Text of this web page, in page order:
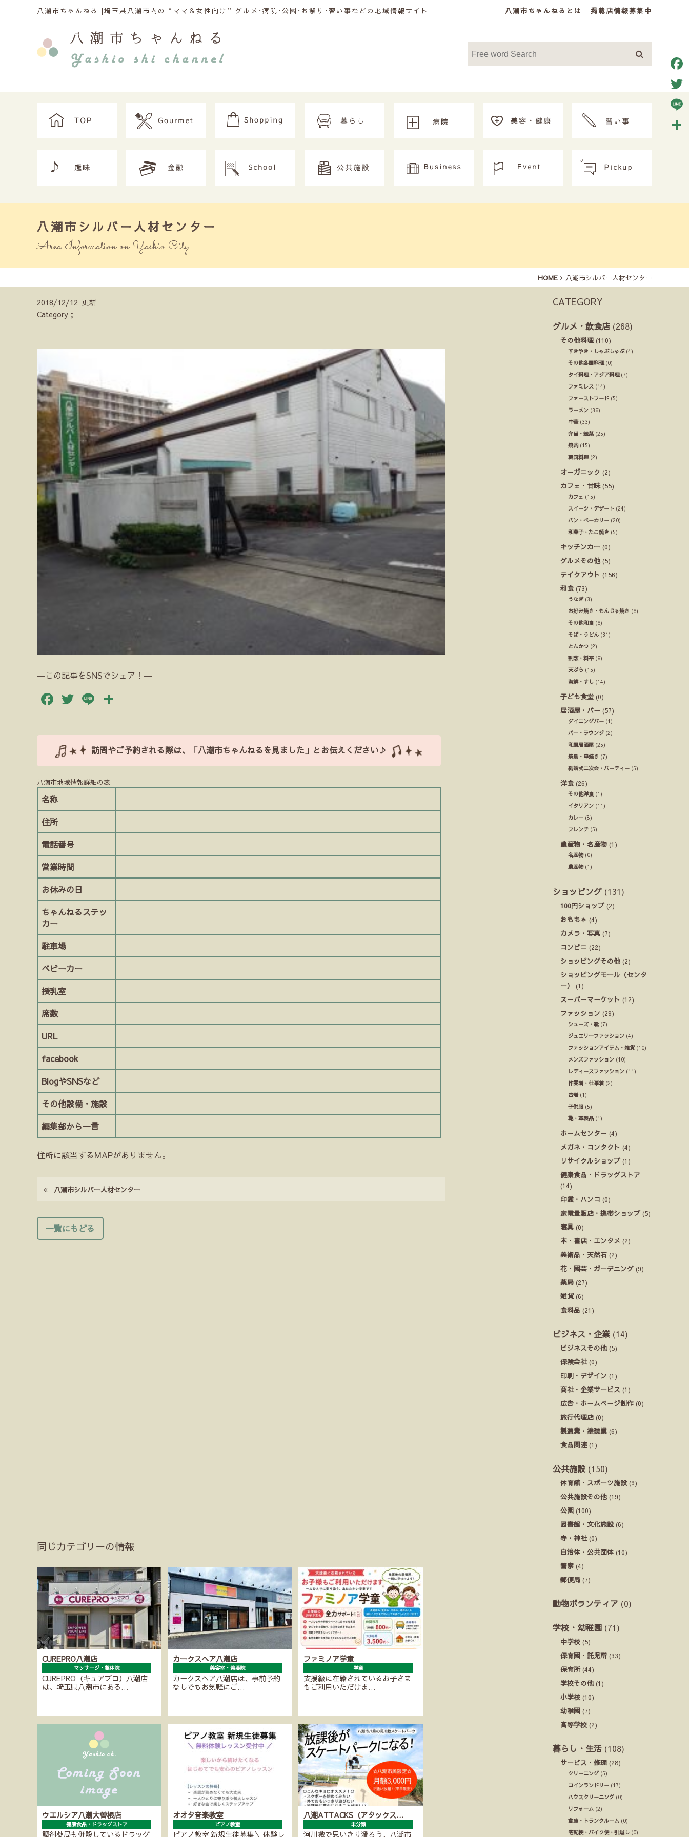
八潮市ちゃんねるとは 掲載店情報募集中
八潮市ちゃんねる |埼玉県八潮市内の“ママ＆女性向け”グルメ･病院･公園･お祭り･習い事などの地域情報サイト
八潮市シルバー人材センター
Area Information on Yashio City
HOME 八潮市シルバー人材センター
2018/12/12 更新
Category；
―この記事をSNSでシェア！―
Facebook
Twitter
Line
訪問やご予約される際は、「八潮市ちゃんねるを見ました」とお伝えください♪
八潮市地域情報詳細の表
名称
住所
電話番号
営業時間
お休みの日
ちゃんねるステッ
カー
駐車場
ベビーカー
授乳室
席数
URL
facebook
BlogやSNSなど
その他設備・施設
編集部から一言
住所に該当するMAPがありません。
八潮市シルバー人材センター
一覧にもどる
同じカテゴリーの情報
CUREPRO八潮店
マッサージ・整体院
CUREPRO（キュアプロ）八潮店
は、埼玉県八潮市にある…
カークスヘア八潮店
美容室・美容院
カークスヘア八潮店は、事前予約
なしでもお気軽にご…
ファミノア学童
学童
支援級に在籍されているお子さま
もご利用いただけま…
ウエルシア八潮大曽根店
健康食品・ドラッグストア
調剤薬局も併設しているドラッグ
オオタ音楽教室
ピアノ教室
ピアノ教室 新規生徒募集＼ 体験レ
八潮ATTACKS（アタックス…
未分類
河川敷で思いきり滑ろう。八潮市
CATEGORY
グルメ・飲食店 (268)
その他料理 (110)
すきやき・しゃぶしゃぶ(4)
その他各国料理(0)
タイ料理・アジア料理(7)
ファミレス (14)
ファーストフード (5)
ラーメン (36)
中華(33)
弁当・総菜 (25)
焼肉 (15)
韓国料理(2)
オーガニック (2)
カフェ・甘味(55)
カフェ (15)
スイーツ・デザート (24)
パン・ベーカリー (20)
和菓子・たこ焼き (5)
キッチンカー (0)
グルメその他 (5)
テイクアウト (156)
和食 (73)
うなぎ(3)
お好み焼き・もんじゃ焼き (6)
その他和食(6)
そば・うどん (31)
とんかつ (2)
割烹・料亭(9)
天ぷら (15)
海鮮・すし (14)
子ども食堂 (0)
居酒屋・バー (57)
ダイニングバー (1)
バー・ラウンジ (2)
和風居酒屋 (25)
焼鳥・串焼き (7)
結婚式ニ次会・パーティー (5)
洋食 (26)
その他洋食(1)
イタリアン (11)
カレー (8)
フレンチ (5)
農産物・名産物 (1)
名産物(0)
農産物(1)
ショッピング (131)
100円ショップ (2)
おもちゃ (4)
カメラ・写真 (7)
コンビニ (22)
ショッピングその他 (2)
ショッピングモール（センタ
ー）
(1)
スーパーマーケット (12)
ファッション (29)
シューズ・靴(7)
ジュエリーファッション (4)
ファッションアイテム・雑貨 (10)
メンズファッション (10)
レディースファッション (11)
作業着・仕事着 (2)
古着 (1)
子供服 (5)
鞄・革製品 (1)
ホームセンター (4)
メガネ・コンタクト (4)
リサイクルショップ (1)
健康食品・ドラッグストア
(14)
印鑑・ハンコ (0)
家電量販店・携帯ショップ (5)
寝具 (0)
本・書店・エンタメ (2)
美術品・天然石 (2)
花・園芸・ガーデニング (9)
薬局 (27)
雑貨(6)
食料品 (21)
ビジネス・企業 (14)
ビジネスその他 (5)
保険会社(0)
印刷・デザイン (1)
商社・企業サービス (1)
広告・ホームページ制作 (0)
旅行代理店 (0)
製造業・塗装業 (6)
食品関連 (1)
公共施設 (150)
体育館・スポーツ施設(9)
公共施設その他 (19)
公園 (100)
図書館・文化施設(6)
寺・神社(0)
自治体・公共団体 (10)
警察 (4)
郵便局 (7)
動物ボランティア (0)
学校・幼稚園 (71)
中学校 (5)
保育園・託児所(33)
保育所(44)
学校その他 (1)
小学校 (10)
幼稚園 (7)
高等学校 (2)
暮らし・生活 (108)
サービス・修理 (28)
クリーニング(5)
コインランドリー (17)
ハウスクリーニング(0)
リフォーム (2)
倉庫・トランクルーム (0)
宅配便・バイク便・引越し (0)
Line